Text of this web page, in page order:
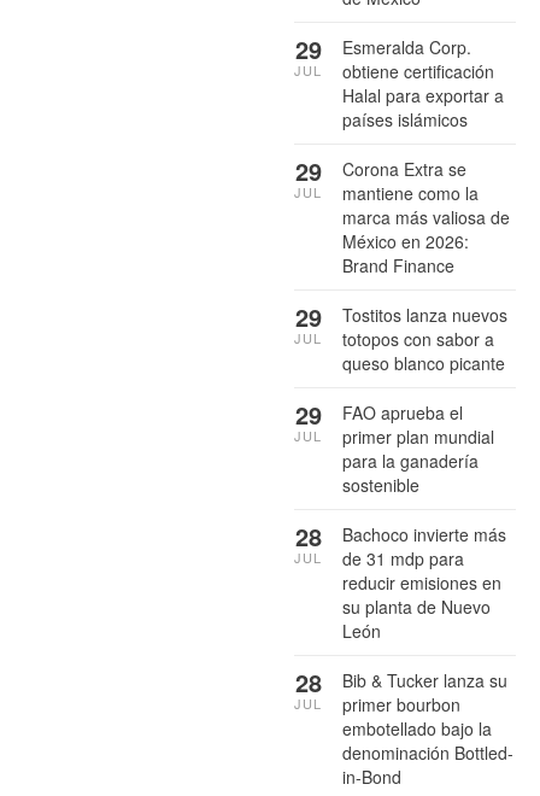
Esmeralda Corp.
obtiene certificación
Halal para exportar a
países islámicos
29
JUL
Corona Extra se
mantiene como la
marca más valiosa de
México en 2026:
Brand Finance
29
JUL
Tostitos lanza nuevos
totopos con sabor a
queso blanco picante
29
JUL
FAO aprueba el
primer plan mundial
para la ganadería
sostenible
29
JUL
Bachoco invierte más
de 31 mdp para
reducir emisiones en
su planta de Nuevo
León
28
JUL
Bib & Tucker lanza su
primer bourbon
embotellado bajo la
denominación Bottled-
in-Bond
28
JUL